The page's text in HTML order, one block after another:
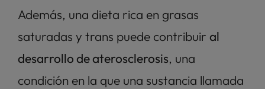
Además, una dieta rica en grasas
saturadas y trans puede contribuir al
desarrollo de aterosclerosis, una
condición en la que una sustancia llamada